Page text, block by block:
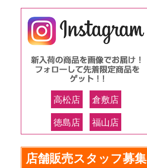
高松店
倉敷店
徳島店
福山店
店舗販売スタッフ募集